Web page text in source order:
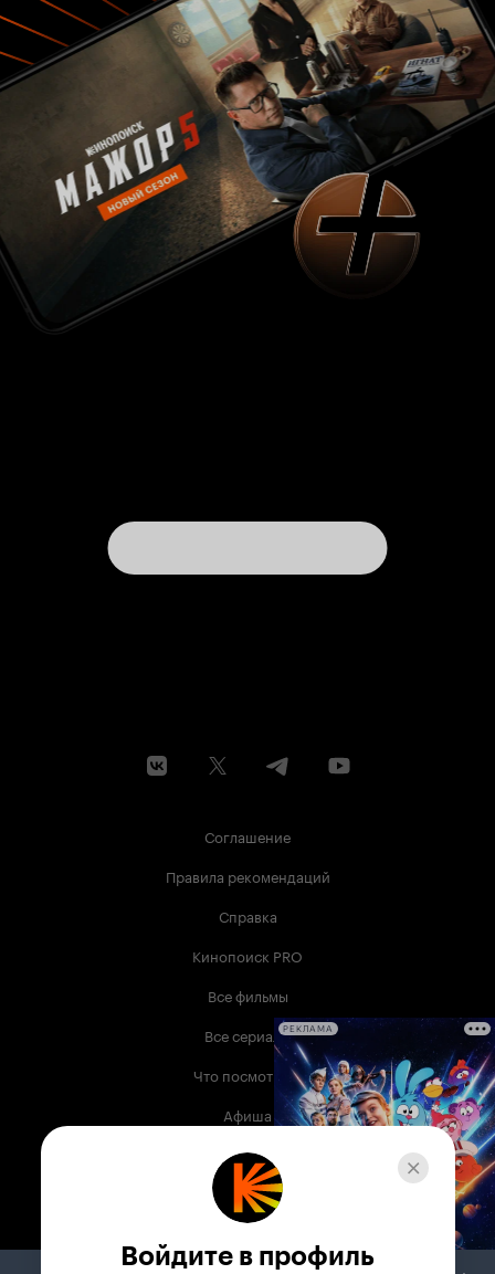
Соглашение
Правила рекомендаций
Справка
Кинопоиск PRO
Все фильмы
Все сериалы
Что посмотреть
Афиша
Музыка
Телепрограмма
РЕКЛАМА
Войдите в профиль